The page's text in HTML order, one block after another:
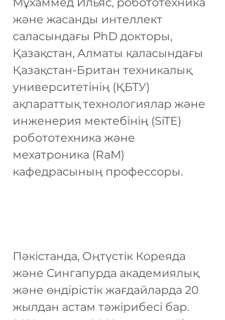
және жасанды интеллект
саласындағы PhD докторы,
Қазақстан, Алматы қаласындағы
Қазақстан-Британ техникалық
университетінің (ҚБТУ)
ақпараттық технологиялар және
инженерия мектебінің (SiTE)
робототехника және
мехатроника (RaM)
кафедрасының профессоры.
Пәкістанда, Оңтүстік Кореяда
және Сингапурда академиялық
және өндірістік жағдайларда 20
жылдан астам тәжірибесі бар.